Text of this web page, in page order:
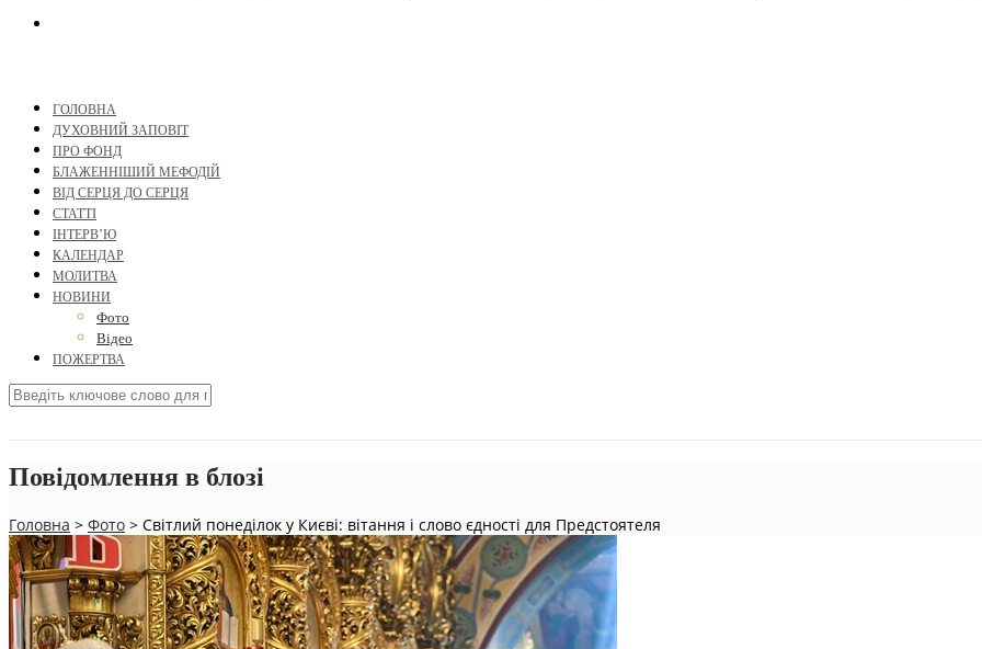
ГОЛОВНА
ДУХОВНИЙ ЗАПОВІТ
ПРО ФОНД
БЛАЖЕННІШИЙ МЕФОДІЙ
ВІД СЕРЦЯ ДО СЕРЦЯ
СТАТТІ
ІНТЕРВ’Ю
КАЛЕНДАР
МОЛИТВА
НОВИНИ
Фото
Відео
ПОЖЕРТВА
Повідомлення в блозі
Головна > Фото > Світлий понеділок у Києві: вітання і слово єдності для Предстоятеля